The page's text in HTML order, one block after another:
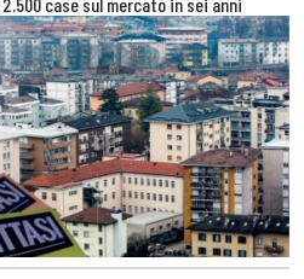
case sul mercato in sei anni